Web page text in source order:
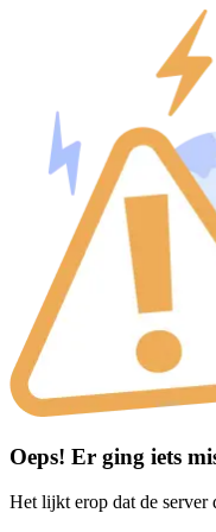
Oeps! Er ging iets
Het lijkt erop dat de server